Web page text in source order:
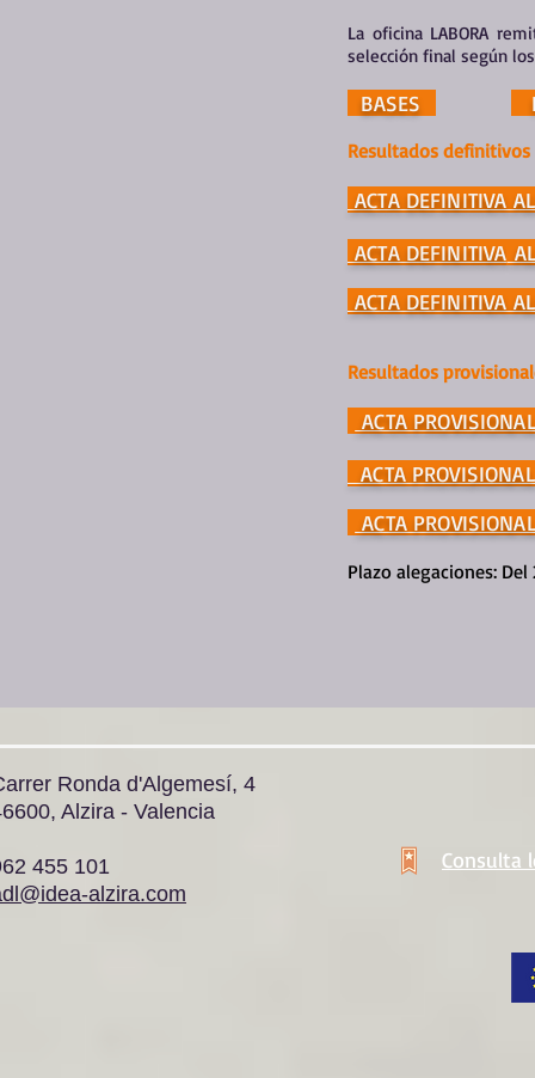
La oficina LABORA
selección final según
BASES
Resultados definitivos
ACTA DEFINITIVA
ACTA DEFINITIVA
ACTA DEFINITIVA
Resultados
ACTA
ACTA
ACTA
Plazo alegaciones:
Ronda d'Algemesí, 4
Alzira - Valencia
455 101
alzira.com
Consulta